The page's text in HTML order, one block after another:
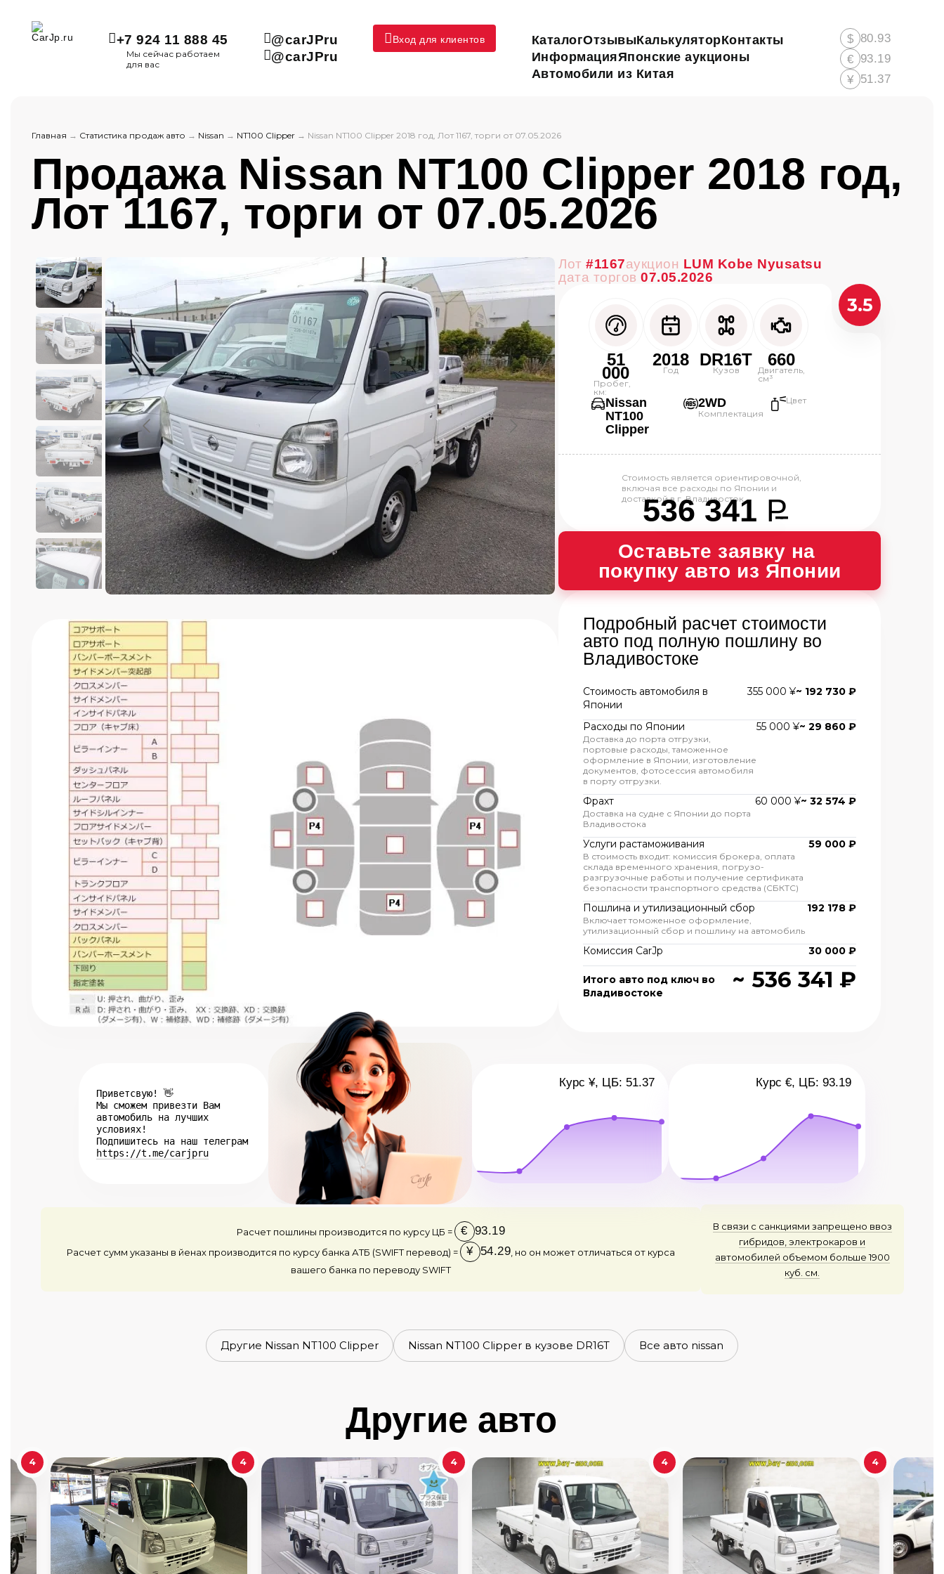
+7 924 11 888 45
Мы сейчас работаем
для вас
@carJPru
@carJPru
Вход для клиентов КаталогОтзывыКалькуляторКонтакты
ИнформацияЯпонские аукционы
Автомобили из Китая
$ 80.93
€ 93.19
¥ 51.37
Главная → Статистика продаж авто → Nissan → NT100 Clipper → Nissan NT100 Clipper 2018 год, Лот 1167, торги от 07.05.2026
Продажа Nissan NT100 Clipper 2018 год,
Лот 1167, торги от 07.05.2026
Лот #1167аукцион LUM Kobe Nyusatsu
дата торгов 07.05.2026
3.5
51
000
Пробег,
км:
2018
Год
DR16T
Кузов
660
Двигатель,
см³
Nissan
NT100
Clipper
2WD
Комплектация
Цвет
Стоимость является ориентировочной,
включая все расходы по Японии и
доставкой в г. Владивосток.
536 341 P
--
Оставьте заявку на
покупку авто из Японии
Подробный расчет стоимости
авто под полную пошлину во
Владивостоке
Стоимость автомобиля в
Японии
355 000 ¥~ 192 730 ₽
Расходы по Японии
Доставка до порта отгрузки,
портовые расходы, таможенное
оформление в Японии, изготовление
документов, фотосессия автомобиля
в порту отгрузки.
55 000 ¥~ 29 860 ₽
Фрахт
Доставка на судне с Японии до порта
Владивостока
60 000 ¥~ 32 574 ₽
Услуги растаможивания
В стоимость входит: комиссия брокера, оплата
склада временного хранения, погрузо-
разгрузочные работы и получение сертификата
безопасности транспортного средства (СБКТС)
59 000 ₽
Пошлина и утилизационный сбор
Включает томоженное оформление,
утилизационный сбор и пошлину на автомобиль
192 178 ₽
Комиссия CarJp 30 000 ₽
Итого авто под ключ во
Владивостоке
~ 536 341 ₽
Приветсвую! 👋
Мы сможем привезти Вам
автомобиль на лучших
условиях!
Подпишитесь на наш телеграм
https://t.me/carjpru
Курс ¥, ЦБ: 51.37 Курс €, ЦБ: 93.19
Расчет пошлины производится по курсу ЦБ = € 93.19
Расчет сумм указаны в йенах производится по курсу банка АТБ (SWIFT перевод) = ¥ 54.29 , но он может отличаться от курса
вашего банка по переводу SWIFT
В связи с санкциями запрещено ввоз
гибридов, электрокаров и
автомобилей объемом больше 1900
куб. см.
Другие Nissan NT100 Clipper Nissan NT100 Clipper в кузове DR16T Все авто nissan
Другие авто
4 4 4 4 4